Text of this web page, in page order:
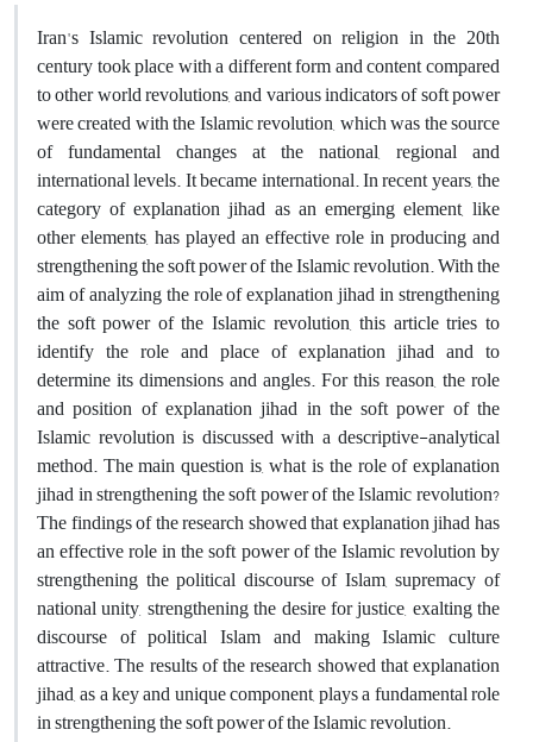
Iran's Islamic revolution centered on religion in the 20th
century took place with a different form and content compared
to other world revolutions, and various indicators of soft power
were created with the Islamic revolution, which was the source
of fundamental changes at the national, regional and
international levels. It became international. In recent years, the
category of explanation jihad as an emerging element, like
other elements, has played an effective role in producing and
strengthening the soft power of the Islamic revolution. With the
aim of analyzing the role of explanation jihad in strengthening
the soft power of the Islamic revolution, this article tries to
identify the role and place of explanation jihad and to
determine its dimensions and angles. For this reason, the role
and position of explanation jihad in the soft power of the
Islamic revolution is discussed with a descriptive-analytical
method. The main question is, what is the role of explanation
jihad in strengthening the soft power of the Islamic revolution?
The findings of the research showed that explanation jihad has
an effective role in the soft power of the Islamic revolution by
strengthening the political discourse of Islam, supremacy of
national unity, strengthening the desire for justice, exalting the
discourse of political Islam and making Islamic culture
attractive. The results of the research showed that explanation
jihad, as a key and unique component, plays a fundamental role
in strengthening the soft power of the Islamic revolution.